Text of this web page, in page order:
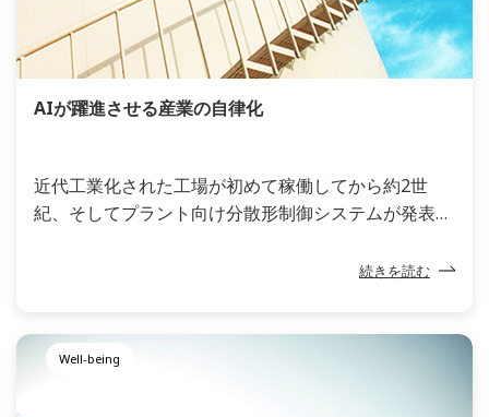
AIが躍進させる産業の自律化
近代工業化された工場が初めて稼働してから約2世
紀、そしてプラント向け分散形制御システムが発表さ
続きを読む
Well-being